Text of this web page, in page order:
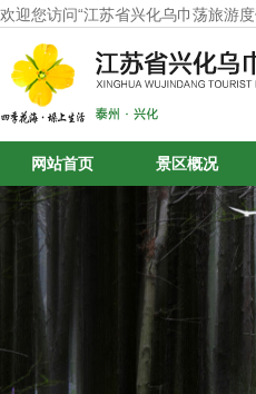
欢迎您访问“江苏省兴化乌巾荡旅游
网站首页 景区概况